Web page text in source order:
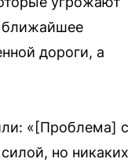
ближайшее
дороги, а
«[Проблема] с
но никаких